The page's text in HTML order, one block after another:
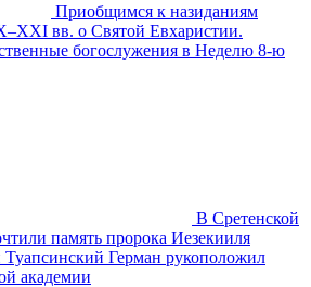
Приобщимся к назиданиям
вв. о Святой Евхаристии.
богослужения в Неделю 8-ю
В Сретенской
память пророка Иезекииля
Герман рукоположил
академии